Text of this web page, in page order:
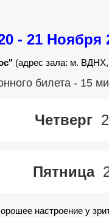
- 21 Ноября
(адрес зала: м.
билета - 15
Четверг
Пятница
настроение у